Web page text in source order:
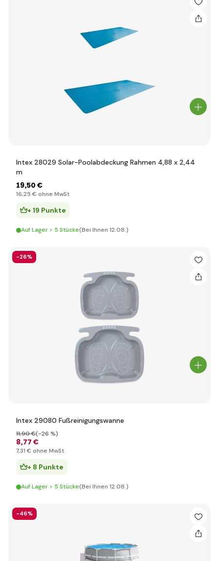
Intex 28029 Solar-Poolabdeckung Rahmen 4,88 x 2,44
m
19,50 €
16,25 € ohne MwSt
+ 19 Punkte
Auf Lager > 5 Stücke(Bei Ihnen 12.08.)
-26%
Intex 29080 Fußreinigungswanne
8,77 €
11,90 €(-26 %)
7,31 € ohne MwSt
+ 8 Punkte
Auf Lager > 5 Stücke(Bei Ihnen 12.08.)
-46%